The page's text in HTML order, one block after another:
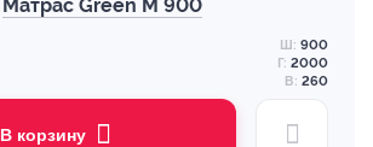
Матрас Green M 900
Ш: 900
Г: 2000
В: 260
В корзину